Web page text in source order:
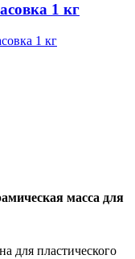
1 кг
масса для
для пластического